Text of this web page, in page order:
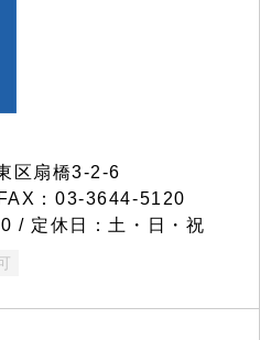
区扇橋3-2-6
：03-3644-5120
/ 定休日：土・日・祝